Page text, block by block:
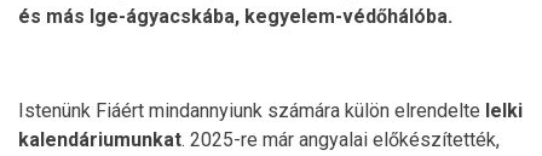
és más Ige-ágyacskába, kegyelem-védőhálóba.
Istenünk Fiáért mindannyiunk számára külön elrendelte lelki
kalendáriumunkat. 2025-re már angyalai előkészítették,